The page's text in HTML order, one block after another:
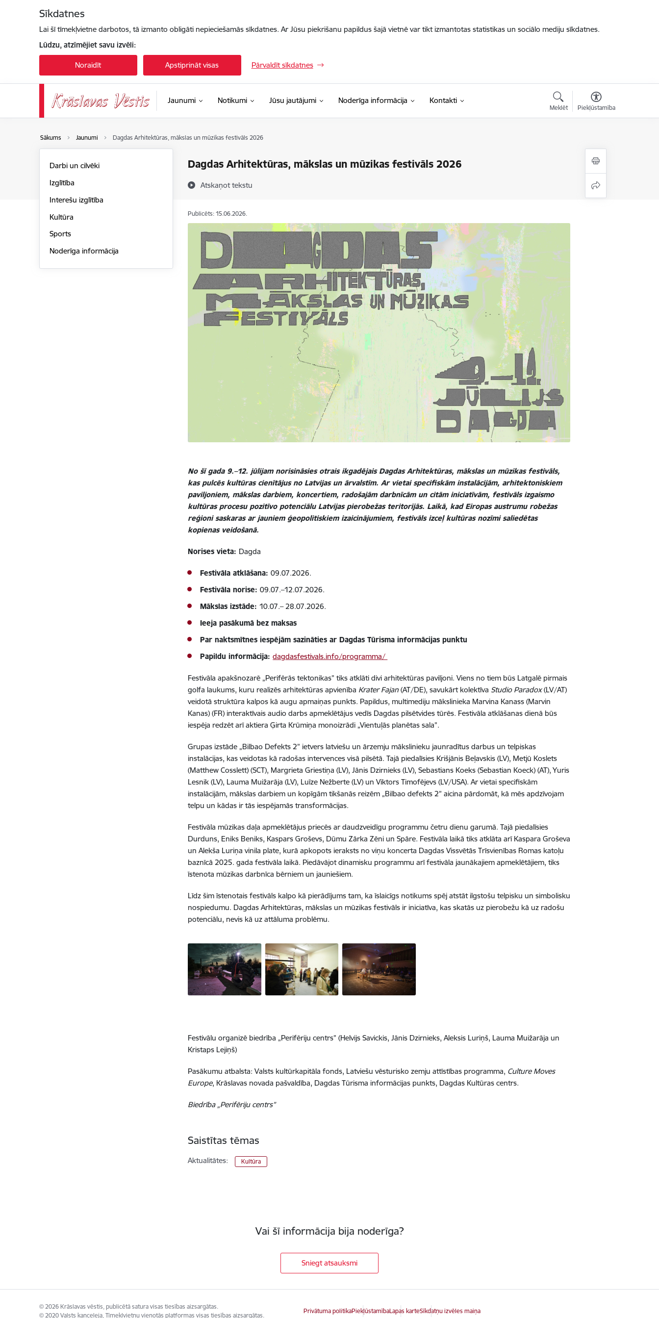
Sīkdatnes
Lai šī tīmekļvietne darbotos, tā izmanto obligāti nepieciešamās sīkdatnes. Ar Jūsu piekrišanu papildus šajā vietnē var tikt izmantotas statistikas un sociālo mediju sīkdatnes.
Lūdzu, atzīmējiet savu izvēli:
Noraidīt Apstiprināt visas Pārvaldīt sīkdatnes
Jaunumi Notikumi Jūsu jautājumi Noderīga informācija Kontakti
Meklēt Piekļūstamība
Sākums Jaunumi Dagdas Arhitektūras, mākslas un mūzikas festivāls 2026
Dagdas Arhitektūras, mākslas un mūzikas festivāls 2026
Atskaņot tekstu
Darbi un cilvēki
Izglītība
Interešu izglītība
Kultūra
Sports
Noderīga informācija
Publicēts: 15.06.2026.
No šī gada 9.–12. jūlijam norisināsies otrais ikgadējais Dagdas Arhitektūras, mākslas un mūzikas festivāls,
kas pulcēs kultūras cienītājus no Latvijas un ārvalstīm. Ar vietai specifiskām instalācijām, arhitektoniskiem
paviljoniem, mākslas darbiem, koncertiem, radošajām darbnīcām un citām iniciatīvām, festivāls izgaismo
kultūras procesu pozitīvo potenciālu Latvijas pierobežas teritorijās. Laikā, kad Eiropas austrumu robežas
reģioni saskaras ar jauniem ģeopolitiskiem izaicinājumiem, festivāls izceļ kultūras nozīmi saliedētas
kopienas veidošanā.
Norises vieta: Dagda
Festivāla atklāšana:09.07.2026.
Festivāla norise:09.07.–12.07.2026.
Mākslas izstāde:10.07.– 28.07.2026.
Ieeja pasākumā bez maksas
Par naktsmītnes iespējām sazināties ar Dagdas Tūrisma informācijas punktu
Papildu informācija:dagdasfestivals.info/programma/
Festivāla apakšnozarē „Perifērās tektonikas” tiks atklāti divi arhitektūras paviljoni. Viens no tiem būs Latgalē pirmais
golfa laukums, kuru realizēs arhitektūras apvienība Krater Fajan(AT/DE), savukārt kolektīva Studio Paradox(LV/AT)
veidotā struktūra kalpos kā augu apmaiņas punkts. Papildus, multimediju mākslinieka Marvina Kanass (Marvin
Kanas) (FR) interaktīvais audio darbs apmeklētājus vedīs Dagdas pilsētvides tūrēs. Festivāla atklāšanas dienā būs
iespēja redzēt arī aktiera Ģirta Krūmiņa monoizrādi „Vientuļās planētas sala”.
Grupas izstāde „Bilbao Defekts 2” ietvers latviešu un ārzemju mākslinieku jaunradītus darbus un telpiskas
instalācijas, kas veidotas kā radošas intervences visā pilsētā. Tajā piedalīsies Krišjānis Beļavskis (LV), Metjū Koslets
(Matthew Cosslett) (SCT), Margrieta Griestiņa (LV), Jānis Dzirnieks (LV), Sebastians Koeks (Sebastian Koeck) (AT), Yuris
Lesnik (LV), Lauma Muižarāja (LV), Luīze Nežberte (LV) un Viktors Timofējevs (LV/USA). Ar vietai specifiskām
instalācijām, mākslas darbiem un kopīgām tikšanās reizēm „Bilbao defekts 2” aicina pārdomāt, kā mēs apdzīvojam
telpu un kādas ir tās iespējamās transformācijas.
Festivāla mūzikas daļa apmeklētājus priecēs ar daudzveidīgu programmu četru dienu garumā. Tajā piedalīsies
Durduns, Eniks Beniks, Kaspars Groševs, Dūmu Zārka Zēni un Spāre. Festivāla laikā tiks atklāta arī Kaspara Groševa
un Alekša Luriņa vinila plate, kurā apkopots ieraksts no viņu koncerta Dagdas Vissvētās Trīsvienības Romas katoļu
baznīcā 2025. gada festivāla laikā. Piedāvājot dinamisku programmu arī festivāla jaunākajiem apmeklētājiem, tiks
īstenota mūzikas darbnīca bērniem un jauniešiem.
Līdz šim īstenotais festivāls kalpo kā pierādījums tam, ka īslaicīgs notikums spēj atstāt ilgstošu telpisku un simbolisku
nospiedumu. Dagdas Arhitektūras, mākslas un mūzikas festivāls ir iniciatīva, kas skatās uz pierobežu kā uz radošu
potenciālu, nevis kā uz attāluma problēmu.
Festivālu organizē biedrība „Perifēriju centrs” (Helvijs Savickis, Jānis Dzirnieks, Aleksis Luriņš, Lauma Muižarāja un
Kristaps Lejiņš)
Pasākumu atbalsta: Valsts kultūrkapitāla fonds, Latviešu vēsturisko zemju attīstības programma, Culture Moves
Europe, Krāslavas novada pašvaldība, Dagdas Tūrisma informācijas punkts, Dagdas Kultūras centrs.
Biedrība „Perifēriju centrs”
Saistītas tēmas
Aktualitātes: Kultūra
Vai šī informācija bija noderīga?
Sniegt atsauksmi
© 2026 Krāslavas vēstis, publicētā satura visas tiesības aizsargātas.
© 2020 Valsts kanceleja, Tīmekļvietņu vienotās platformas visas tiesības aizsargātas.
Privātuma politikaPiekļūstamībaLapas karteSīkdatņu izvēles maiņa